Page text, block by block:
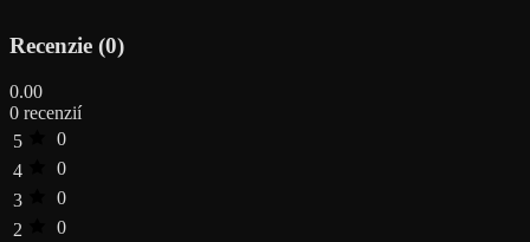
Recenzie (0)
0.00
0 recenzií
5
0
4
0
3
0
2
0